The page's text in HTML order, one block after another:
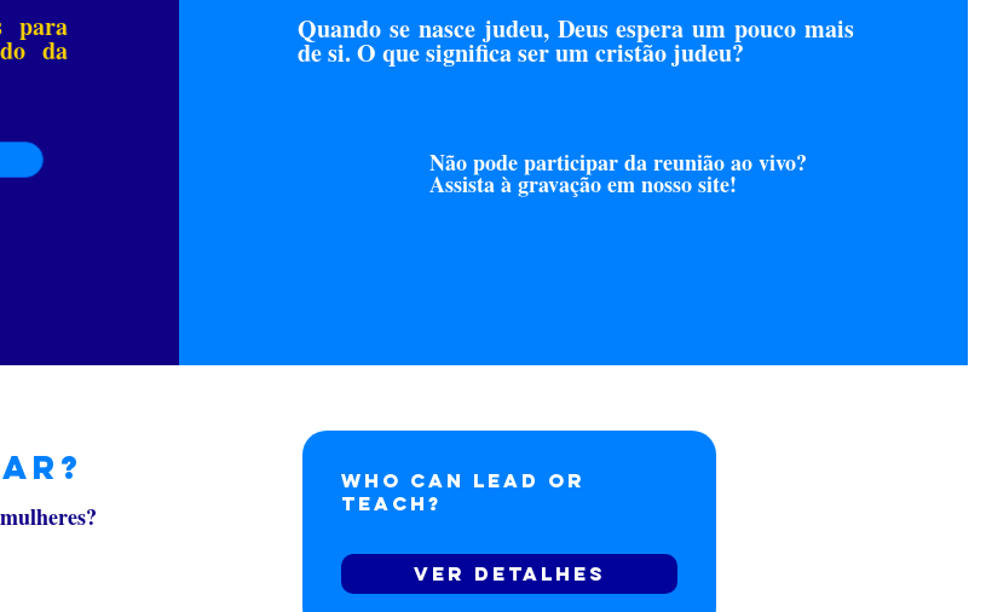
para
da
Quando se nasce judeu, Deus espera um pouco mais
de si. O que significa ser um cristão judeu?
Não pode participar da reunião ao vivo?
Assista à gravação em nosso site!
Who Can Lead or
Teach?
Ver detalhes